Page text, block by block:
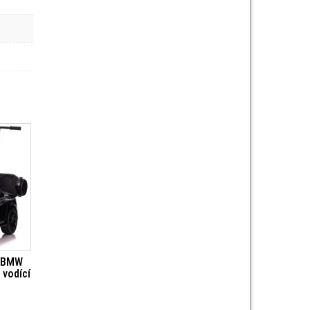
vodící